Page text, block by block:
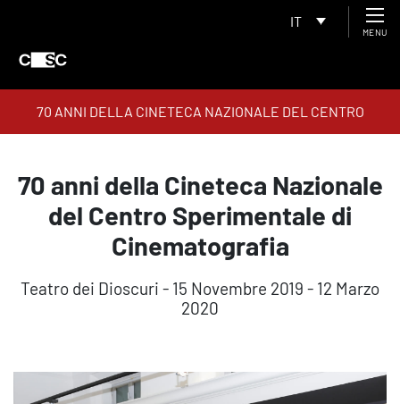
IT
MENU
70 ANNI DELLA CINETECA NAZIONALE DEL CENTRO
SPERIMENTALE DI CINEMATOGRAFIA
70 anni della Cineteca Nazionale
del Centro Sperimentale di
Cinematografia
Teatro dei Dioscuri - 15 Novembre 2019 - 12 Marzo
2020